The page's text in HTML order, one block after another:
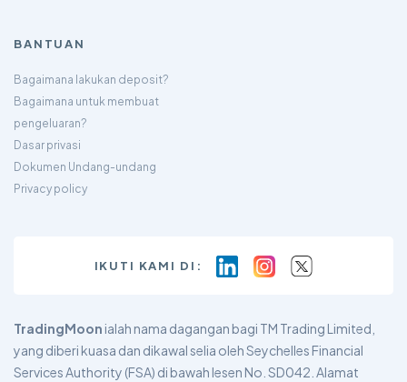
BANTUAN
Bagaimana lakukan deposit?
Bagaimana untuk membuat
pengeluaran?
Dasar privasi
Dokumen Undang-undang
Privacy policy
IKUTI KAMI DI:
TradingMoon ialah nama dagangan bagi TM Trading Limited,
yang diberi kuasa dan dikawal selia oleh Seychelles Financial
Services Authority (FSA) di bawah lesen No. SD042. Alamat